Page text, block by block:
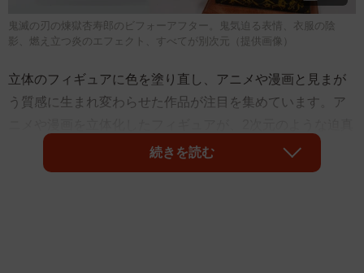
鬼滅の刃の煉獄杏寿郎のビフォーアフター。鬼気迫る表情、衣服の陰
影、燃え立つ炎のエフェクト、すべてが別次元（提供画像）
立体のフィギュアに色を塗り直し、アニメや漫画と見まが
う質感に生まれ変わらせた作品が注目を集めています。ア
続きを読む